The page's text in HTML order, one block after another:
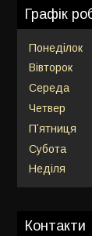
Графік
Понеділок
Вівторок
Середа
Четвер
Пʼятниця
Субота
Неділя
Контакти